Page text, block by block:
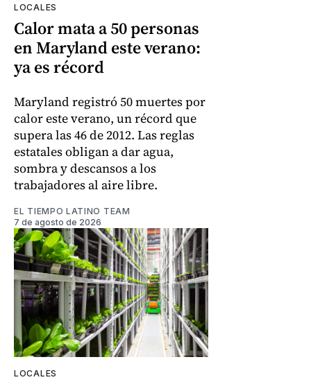
LOCALES
Calor mata a 50 personas
en Maryland este verano:
ya es récord
Maryland registró 50 muertes por
calor este verano, un récord que
supera las 46 de 2012. Las reglas
estatales obligan a dar agua,
sombra y descansos a los
trabajadores al aire libre.
EL TIEMPO LATINO TEAM
7 de agosto de 2026
LOCALES